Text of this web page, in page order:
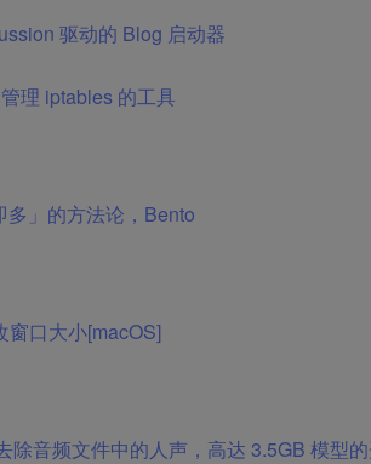
驱动的 Blog 启动器
理 iptables 的工具
」的方法论，Bento
窗口大小[macOS]
除音频文件中的人声，高达 3.5GB 模型